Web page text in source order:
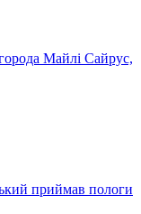
Майлі Сайрус,
приймав пологи